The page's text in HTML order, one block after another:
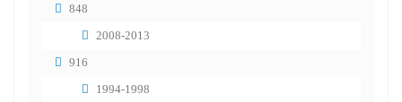
848
2008-2013
916
1994-1998